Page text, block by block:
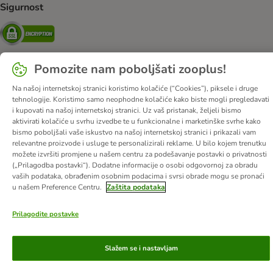
Sigurnost
Security
O nama Karijere Web stranica tvrtke Impressum
DSA
Opći uvjeti poslovanja
Odustati od ugovora
Kontakt
Troškovi slanja i vrijeme dostave
Načini plaćanja
Propisi o uklanjanju otpada
Zaštita podataka
Izjava o pristupačnosti
© zooplus SE2026
Pomozite nam poboljšati zooplus!
Na našoj internetskoj stranici koristimo kolačiće (“Cookies”), piksele i druge
tehnologije. Koristimo samo neophodne kolačiće kako biste mogli pregledavati
i kupovati na našoj internetskoj stranici. Uz vaš pristanak, željeli bismo
aktivirati kolačiće u svrhu izvedbe te u funkcionalne i marketinške svrhe kako
bismo poboljšali vaše iskustvo na našoj internetskoj stranici i prikazali vam
relevantne proizvode i usluge te personalizirali reklame. U bilo kojem trenutku
možete izvršiti promjene u našem centru za podešavanje postavki o privatnosti
(„Prilagodba postavki“). Dodatne informacije o osobi odgovornoj za obradu
vaših podataka, obrađenim osobnim podacima i svrsi obrade mogu se pronaći
u našem Preference Centru. Zaštita podataka
Prilagodite postavke
Slažem se i nastavljam